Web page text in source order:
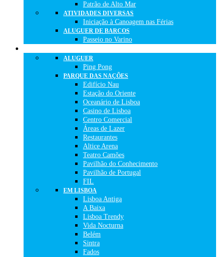
Patrão de Alto Mar
ATIVIDADES DIVERSAS
Iniciação à Canoagem nas Férias
ALUGUER DE BARCOS
Passeio no Varino
ALUGUER
Ping Pong
PARQUE DAS NAÇÕES
Edifício Nau
Estação do Oriente
Oceanário de Lisboa
Casino de Lisboa
Centro Comercial
Áreas de Lazer
Restaurantes
Altice Arena
Teatro Camões
Pavilhão do Conhecimento
Pavilhão de Portugal
FIL
EM LISBOA
Lisboa Antiga
A Baixa
Lisboa Trendy
Vida Nocturna
Belém
Sintra
Fados